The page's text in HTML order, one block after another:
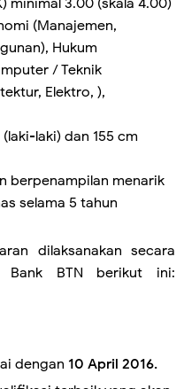
minimal 3.00 (skala 4.00)
(Manajemen,
Hukum
/ Teknik
Elektro, ),
laki) dan 155 cm
berpenampilan menarik
selama 5 tahun
dilaksanakan secara
Bank BTN berikut ini:
dengan 10 April 2016.